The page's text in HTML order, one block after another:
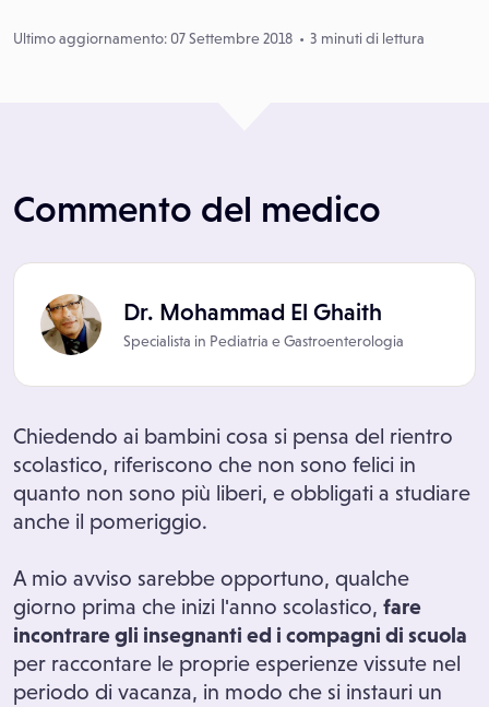
Ultimo aggiornamento: 07 Settembre 2018 3 minuti di lettura
Commento del medico
Dr. Mohammad El Ghaith
Specialista in Pediatria eGastroenterologia
Chiedendo ai bambini cosa si pensa del rientro
scolastico, riferiscono che non sono felici in
quanto non sono più liberi, e obbligati a studiare
anche il pomeriggio.
A mio avviso sarebbe opportuno, qualche
giorno prima che inizi l'anno scolastico, fare
incontrare gli insegnanti ed i compagni di scuola
per raccontare le proprie esperienze vissute nel
periodo di vacanza, in modo che si instauri un